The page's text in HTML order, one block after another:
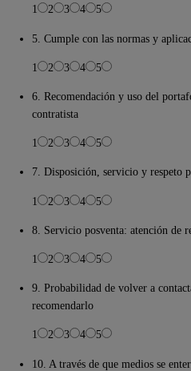
1 2 3 4 5
5. Cumple con las normas y
1 2 3 4 5
6. Recomendación y uso del
contratista
1 2 3 4 5
7. Disposición, servicio y respeto
1 2 3 4 5
8. Servicio posventa: atención de
1 2 3 4 5
9. Probabilidad de volver a
recomendarlo
1 2 3 4 5
10. A través de que medios se